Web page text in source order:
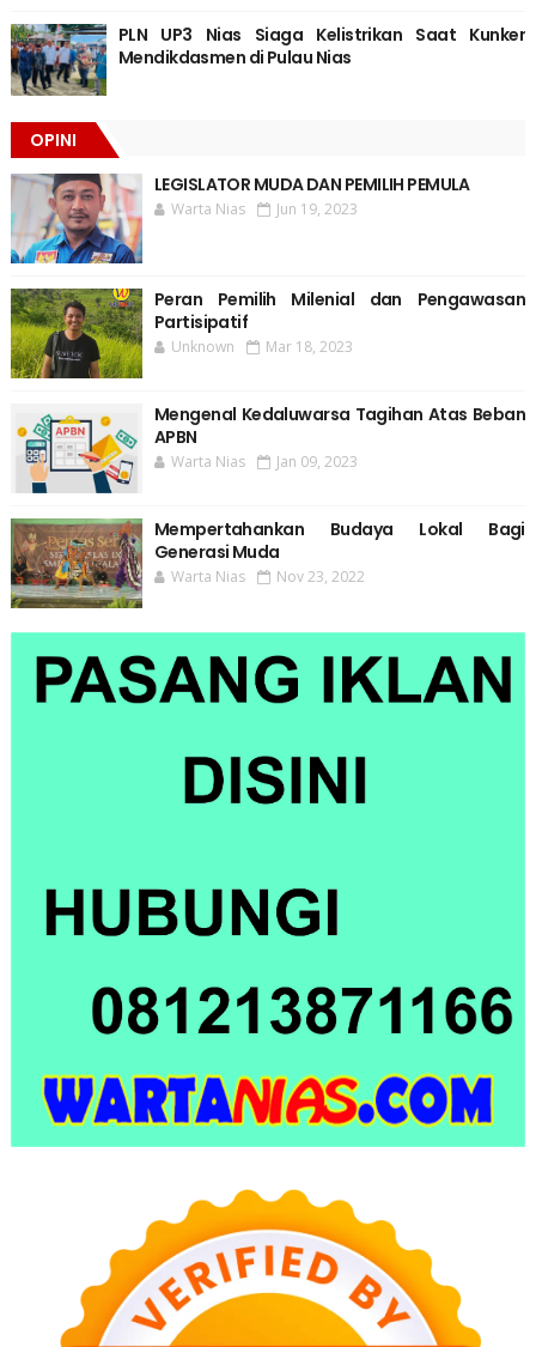
PLN UP3 Nias Siaga Kelistrikan Saat Kunker
Mendikdasmen di Pulau Nias
OPINI
LEGISLATOR MUDA DAN PEMILIH PEMULA
Warta Nias Jun 19, 2023
Peran Pemilih Milenial dan Pengawasan
Partisipatif
Unknown Mar 18, 2023
Mengenal Kedaluwarsa Tagihan Atas Beban
APBN
Warta Nias Jan 09, 2023
Mempertahankan Budaya Lokal Bagi
Generasi Muda
Warta Nias Nov 23, 2022